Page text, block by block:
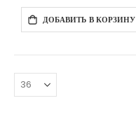
ДОБАВИТЬ В КОРЗИНУ